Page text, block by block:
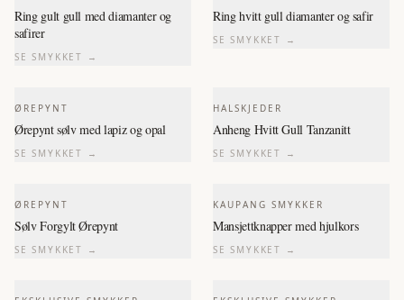
Ring gult gull med diamanter og
safirer
SE SMYKKET →
Ring hvitt gull diamanter og safir
SE SMYKKET →
ØREPYNT
Ørepynt sølv med lapiz og opal
SE SMYKKET →
HALSKJEDER
Anheng Hvitt Gull Tanzanitt
SE SMYKKET →
ØREPYNT
Sølv Forgylt Ørepynt
SE SMYKKET →
KAUPANG SMYKKER
Mansjettknapper med hjulkors
SE SMYKKET →